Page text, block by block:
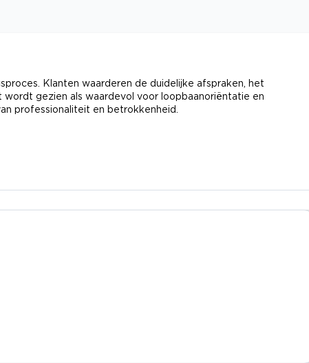
Klanten waarderen de duidelijke afspraken, het
gezien als waardevol voor loopbaanoriëntatie en
professionaliteit en betrokkenheid.